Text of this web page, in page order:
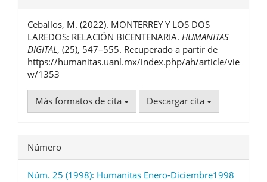
del
artículo
Ceballos, M. (2022). MONTERREY Y LOS DOS
LAREDOS: RELACIÓN BICENTENARIA. HUMANITAS
DIGITAL, (25), 547–555. Recuperado a partir de
https://humanitas.uanl.mx/index.php/ah/article/vie
w/1353
Más formatos de cita Descargar cita
Número
Núm. 25 (1998): Humanitas Enero-Diciembre1998